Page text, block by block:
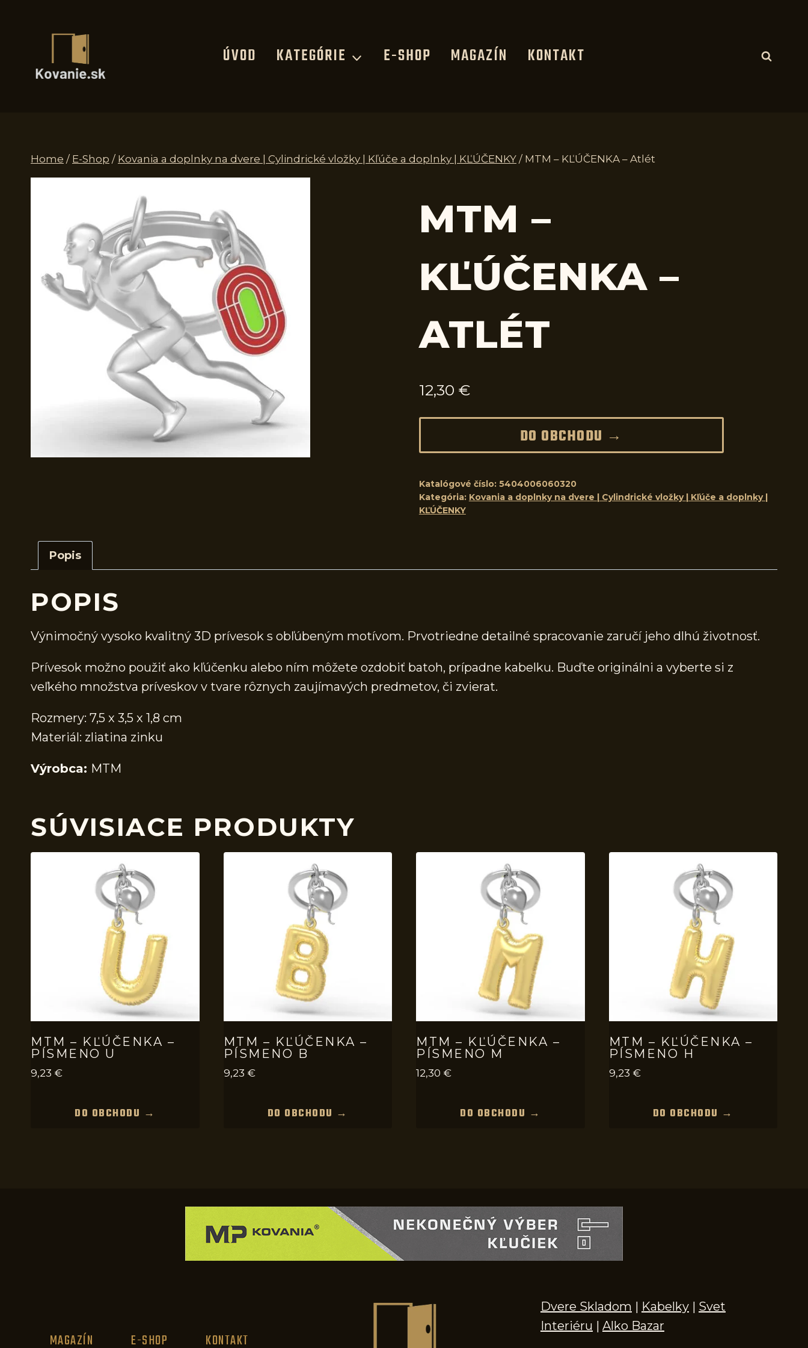
ÚVOD KATEGÓRIE E-SHOP MAGAZÍN KONTAKT
Home / E-Shop / Kovania a doplnky na dvere | Cylindrické vložky | Kľúče a doplnky | KĽÚČENKY / MTM – KĽÚČENKA – Atlét
MTM –
KĽÚČENKA –
ATLÉT
12,30 €
DO OBCHODU →
Katalógové číslo: 5404006060320
Kategória: Kovania a doplnky na dvere | Cylindrické vložky | Kľúče a doplnky |
KĽÚČENKY
Popis
POPIS
Výnimočný vysoko kvalitný 3D prívesok s obľúbeným motívom. Prvotriedne detailné spracovanie zaručí jeho dlhú životnosť.
Prívesok možno použiť ako kľúčenku alebo ním môžete ozdobiť batoh, prípadne kabelku. Buďte originálni a vyberte si z
veľkého množstva príveskov v tvare rôznych zaujímavých predmetov, či zvierat.
Rozmery: 7,5 x 3,5 x 1,8 cm
Materiál: zliatina zinku
Výrobca: MTM
SÚVISIACE PRODUKTY
MTM – KĽÚČENKA –
PÍSMENO U
9,23 €
DO OBCHODU →
MTM – KĽÚČENKA –
PÍSMENO B
9,23 €
DO OBCHODU →
MTM – KĽÚČENKA –
PÍSMENO M
12,30 €
DO OBCHODU →
MTM – KĽÚČENKA –
PÍSMENO H
9,23 €
DO OBCHODU →
MAGAZÍN E-SHOP KONTAKT
Dvere Skladom | Kabelky | Svet
Interiéru | Alko Bazar